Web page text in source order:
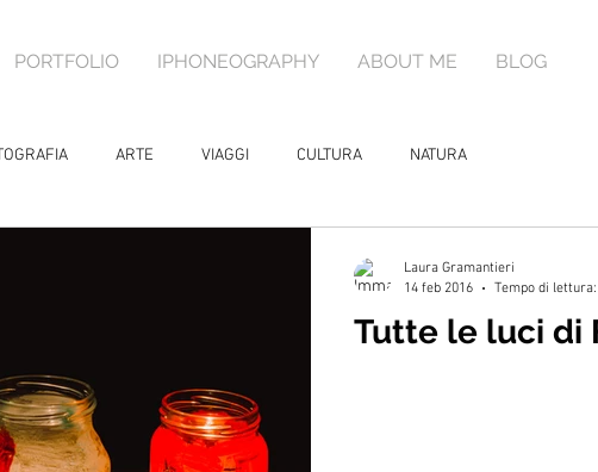
PORTFOLIO IPHONEOGRAPHY ABOUT ME BLOG
ARTE VIAGGI CULTURA NATURA
Tutte le luci di
Laura Gramantieri
14 feb 2016
Tempo di